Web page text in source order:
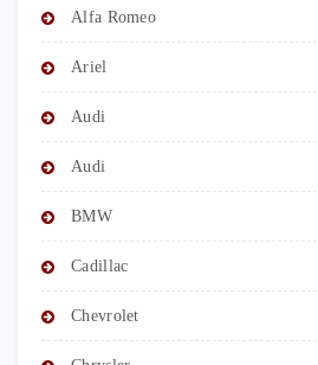
Alfa Romeo
Ariel
Audi
Audi
BMW
Cadillac
Chevrolet